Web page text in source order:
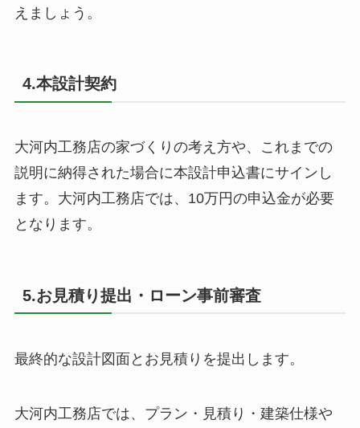
えましょう。
4.本設計契約
大河内工務店の家づくりの考え方や、これまでの
説明に納得された場合に本設計申込書にサインし
ます。大河内工務店では、10万円の申込金が必要
となります。
5.お見積り提出・ローン事前審査
最終的な設計図面とお見積りを提出します。
大河内工務店では、プラン・見積り・建築仕様や